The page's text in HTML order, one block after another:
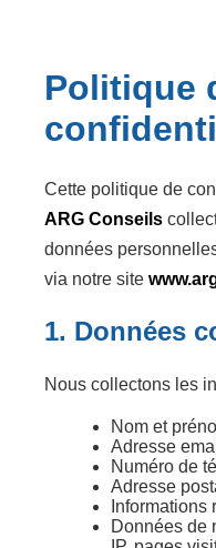
Politique
Cette politique de
ARG Conseils
données
via notre site
1. Données
Nous collectons les
Nom et
Adresse
Numéro de
Adresse
Données de